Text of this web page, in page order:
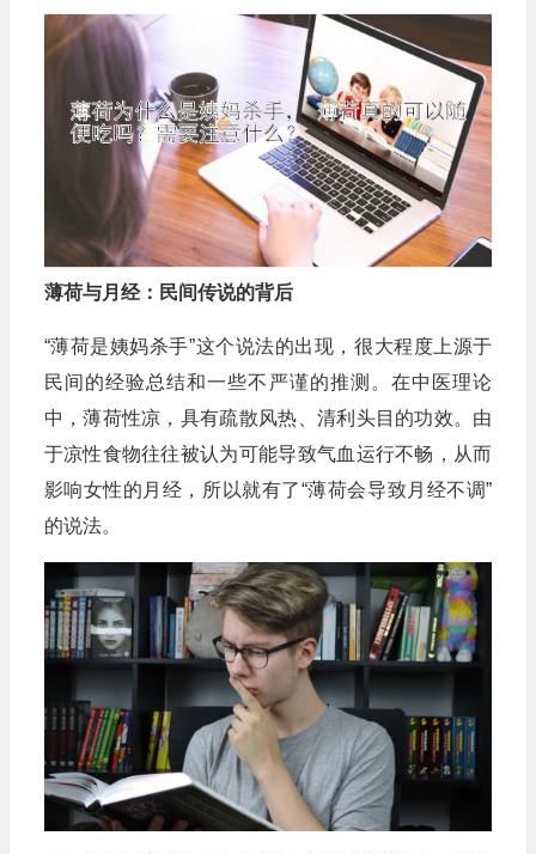
薄荷与月经：民间传说的背后
“薄荷是姨妈杀手”这个说法的出现，很大程度上源于
民间的经验总结和一些不严谨的推测。在中医理论
中，薄荷性凉，具有疏散风热、清利头目的功效。由
于凉性食物往往被认为可能导致气血运行不畅，从而
影响女性的月经，所以就有了“薄荷会导致月经不调”
的说法。